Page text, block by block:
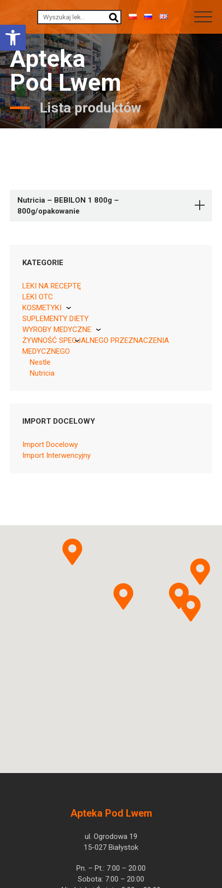
Otwórz pasek narzędzi
Apteka
Pod Lwem
Lista produktów
Nutricia – BEBILON 1 800g –
800g/opakowanie
KATEGORIE
LEKI NA RECEPTĘ
LEKI OTC
KOSMETYKI
Pierre Fabre
SUPLEMENTY DIETY
WYROBY MEDYCZNE
KikGel
ŻYWNOŚĆ SPECJALNEGO PRZEZNACZENIA
MEDYCZNEGO
Nestle
Nutricia
IMPORT DOCELOWY
Import Docelowy
Import Interwencyjny
Apteka Pod Lwem
ul. Ogrodowa 19
15-027 Białystok
Pn. – Pt.: 7:00 – 20:00
Sobota: 7:00 – 20:00